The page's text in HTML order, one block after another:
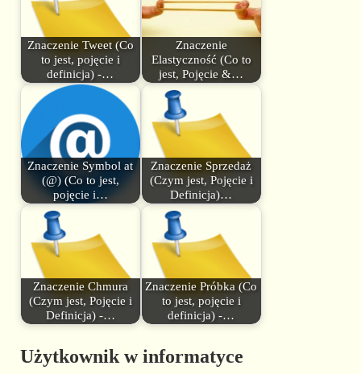
Znaczenie Tweet (Co
to jest, pojęcie i
definicja) -…
Znaczenie
Elastyczność (Co to
jest, Pojęcie &…
Znaczenie Symbol at
(@) (Co to jest,
pojęcie i…
Znaczenie Sprzedaż
(Czym jest, Pojęcie i
Definicja)…
Znaczenie Chmura
(Czym jest, Pojęcie i
Definicja) -…
Znaczenie Próbka (Co
to jest, pojęcie i
definicja) -…
Użytkownik w informatyce